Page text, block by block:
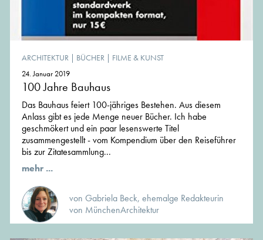
ARCHITEKTUR | BÜCHER | FILME & KUNST
24. Januar 2019
100 Jahre Bauhaus
Das Bauhaus feiert 100-jähriges Bestehen. Aus diesem
Anlass gibt es jede Menge neuer Bücher. Ich habe
geschmökert und ein paar lesenswerte Titel
zusammengestellt - vom Kompendium über den Reiseführer
bis zur Zitatesammlung...
mehr ...
von Gabriela Beck, ehemalge Redakteurin
von MünchenArchitektur